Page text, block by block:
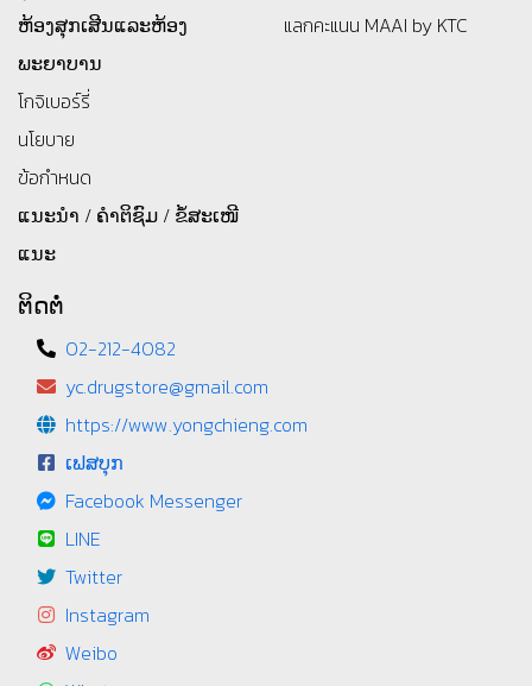
ຫ້ອງສຸກເສີນແລະຫ້ອງ
ພະຍາບານ
โกจิเบอร์รี่
นโยบาย
ข้อกำหนด
ແນະນຳ / ຄຳຕິຊົມ / ຂໍ້ສະເໜີ
ແນະ
แลกคะแนน MAAI by KTC
ຕິດຕໍ່
02-212-4082
yc.drugstore@gmail.com
https://www.yongchieng.com
ເຟສບຸກ
Facebook Messenger
LINE
Twitter
Instagram
Weibo